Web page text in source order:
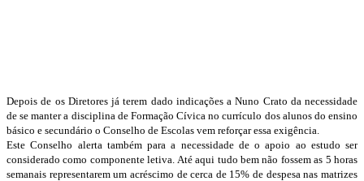
Depois de os Diretores já terem dado indicações a Nuno Crato da necessidade
de se manter a disciplina de Formação Cívica no currículo dos alunos do ensino
básico e secundário o Conselho de Escolas vem reforçar essa exigência.
Este Conselho alerta também para a necessidade de o apoio ao estudo ser
considerado como componente letiva. Até aqui tudo bem não fossem as 5 horas
semanais representarem um acréscimo de cerca de 15% de despesa nas matrizes